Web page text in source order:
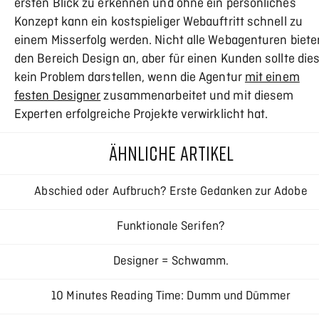
ersten Blick zu erkennen und ohne ein persönliches
Konzept kann ein kostspieliger Webauftritt schnell zu
einem Misserfolg werden. Nicht alle Webagenturen
den Bereich Design an, aber für einen Kunden sollte
kein Problem darstellen, wenn die Agenturmit einem
festen Designerzusammenarbeitet und mit diesem
Experten erfolgreiche Projekte verwirklicht hat.
ÄHNLICHE ARTIKEL
Abschied oder Aufbruch? Erste Gedanken zur Adobe
Creative Cloud
Funktionale Serifen?
Designer = Schwamm.
10 Minutes Reading Time: Dumm und Dümmer